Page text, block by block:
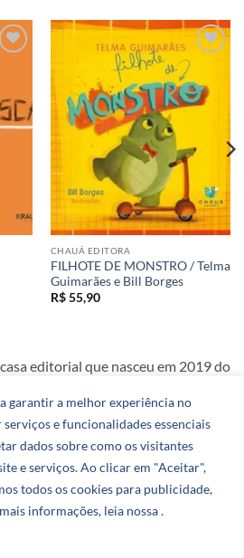
garantir a melhor experiência no
e funcionalidades essenciais
dados sobre como os visitantes
e serviços. Ao clicar em "Aceitar",
todos os cookies para publicidade,
informações, leia nossa .
Adicionar
aos meus
desejos
CHAUÁ EDITORA
FILHOTE DE MONSTRO / Telma
Guimarães e Bill Borges
R$55,90
editorial que nasceu em 2019 do
27